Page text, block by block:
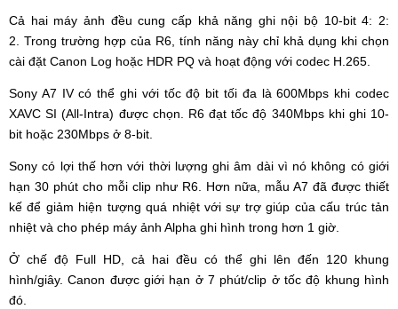
Cả hai máy ảnh đều cung cấp khả năng ghi nội bộ 10-bit 4: 2:
2. Trong trường hợp của R6, tính năng này chỉ khả dụng khi chọn
cài đặt Canon Log hoặc HDR PQ và hoạt động với codec H.265.
Sony A7 IV có thể ghi với tốc độ bit tối đa là 600Mbps khi codec
XAVC SI (All-Intra) được chọn. R6 đạt tốc độ 340Mbps khi ghi 10-
bit hoặc 230Mbps ở 8-bit.
Sony có lợi thế hơn với thời lượng ghi âm dài vì nó không có giới
hạn 30 phút cho mỗi clip như R6. Hơn nữa, mẫu A7 đã được thiết
kế để giảm hiện tượng quá nhiệt với sự trợ giúp của cấu trúc tản
nhiệt và cho phép máy ảnh Alpha ghi hình trong hơn 1 giờ.
Ở chế độ Full HD, cả hai đều có thể ghi lên đến 120 khung
hình/giây. Canon được giới hạn ở 7 phút/clip ở tốc độ khung hình
đó.